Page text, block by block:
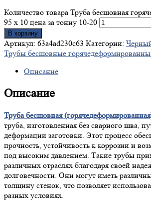
Количество товара Труба бесшовная
95 х 10 цена за тонну 10-20
В корзину
Артикул: 63a4ad230c63 Категории:
Трубы бесшовные
Описание
Описание
Труба бесшовная
труба, изготовленная без сварного шва,
деформации заготовки. Этот процесс
прочность, устойчивость к коррозии и
под высоким давлением. Такие трубы
различных отраслях благодаря своей
долговечности. Они могут иметь
толщину стенок, что позволяет
разных условиях.